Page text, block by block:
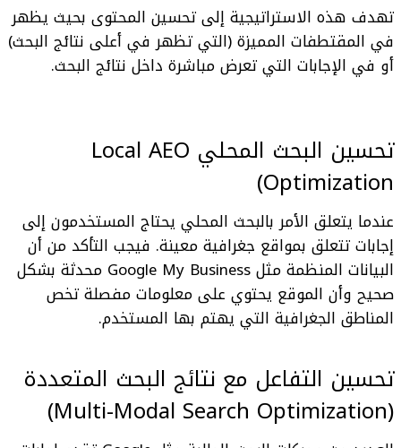
تهدف هذه الاستراتيجية إلى تحسين المحتوى بحيث يظهر
في المقتطفات المميزة (التي تظهر في أعلى نتائج البحث)
أو في الإجابات التي تعرض مباشرة داخل نتائج البحث.
تحسين البحث المحلي Local AEO
Optimization)
عندما يتعلق الأمر بالبحث المحلي يحتاج المستخدمون إلى
إجابات تتعلق بمواقع جغرافية معينة. فيجب التأكد من أن
البيانات المنظمة مثل Google My Business محدثة بشكل
صحيح وأن الموقع يحتوي على معلومات مفصلة تخص
المناطق الجغرافية التي يهتم بها المستخدم.
تحسين التفاعل مع نتائج البحث المتعددة
(Multi-Modal Search Optimization)